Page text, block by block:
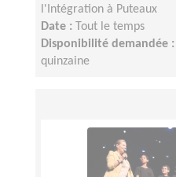
l'Intégration à Puteaux
Date :
Tout le temps
Disponibilité demandée :
quinzaine